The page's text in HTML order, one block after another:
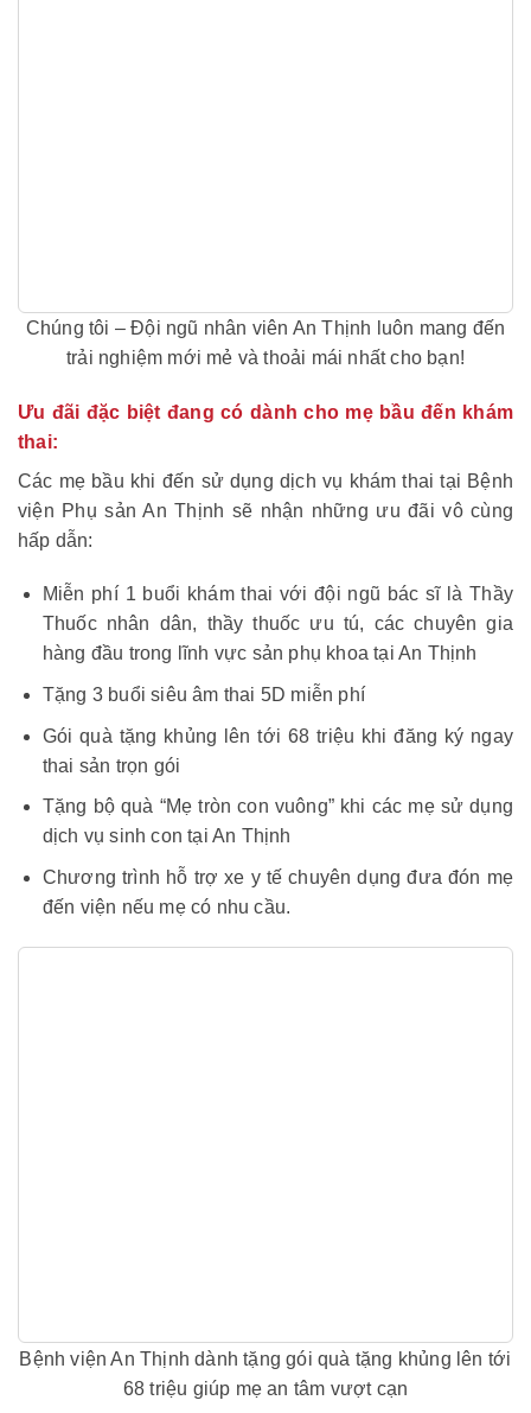
Chúng tôi – Đội ngũ nhân viên An Thịnh luôn mang đến
trải nghiệm mới mẻ và thoải mái nhất cho bạn!
Ưu đãi đặc biệt đang có dành cho mẹ bầu đến khám
thai:
Các mẹ bầu khi đến sử dụng dịch vụ khám thai tại Bệnh
viện Phụ sản An Thịnh sẽ nhận những ưu đãi vô cùng
hấp dẫn:
Miễn phí 1 buổi khám thai với đội ngũ bác sĩ là Thầy
Thuốc nhân dân, thầy thuốc ưu tú, các chuyên gia
hàng đầu trong lĩnh vực sản phụ khoa tại An Thịnh
Tặng 3 buổi siêu âm thai 5D miễn phí
Gói quà tặng khủng lên tới 68 triệu khi đăng ký ngay
thai sản trọn gói
Tặng bộ quà “Mẹ tròn con vuông” khi các mẹ sử dụng
dịch vụ sinh con tại An Thịnh
Chương trình hỗ trợ xe y tế chuyên dụng đưa đón mẹ
đến viện nếu mẹ có nhu cầu.
Bệnh viện An Thịnh dành tặng gói quà tặng khủng lên tới
68 triệu giúp mẹ an tâm vượt cạn